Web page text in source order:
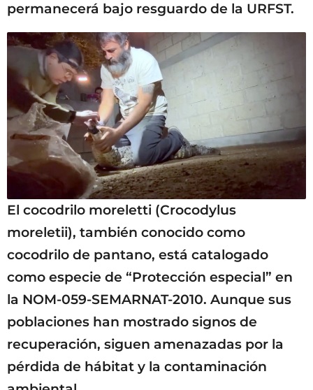
permanecerá bajo resguardo de la URFST.
El cocodrilo moreletti (Crocodylus
moreletii), también conocido como
cocodrilo de pantano, está catalogado
como especie de “Protección especial” en
la NOM-059-SEMARNAT-2010. Aunque sus
poblaciones han mostrado signos de
recuperación, siguen amenazadas por la
pérdida de hábitat y la contaminación